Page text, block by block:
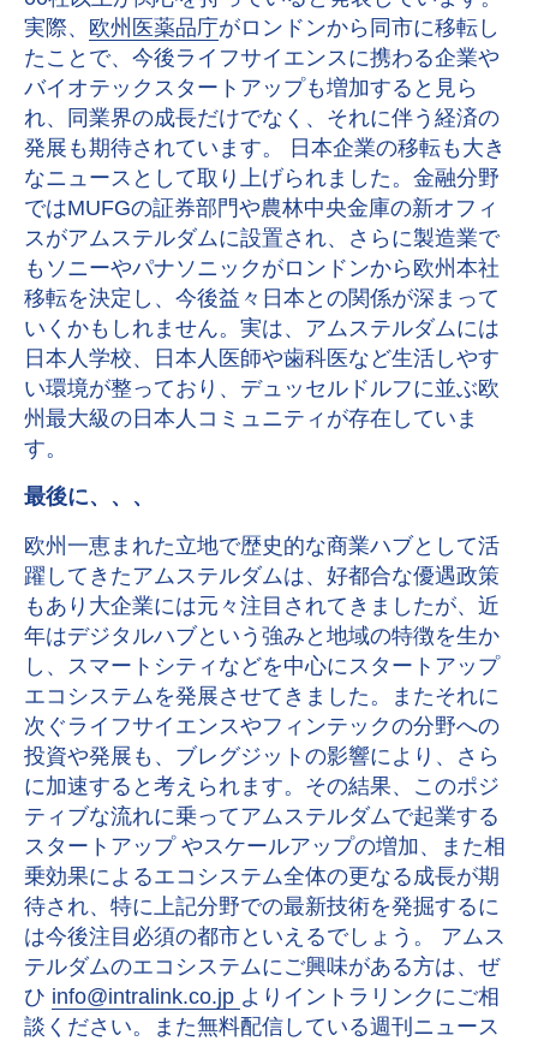
実際、 欧州医薬品庁がロンドンから同市に移転し
たことで、今後ライフサイエンスに携わる企業や
バイオテックスタートアップも増加すると見ら
れ、同業界の成長だけでなく、それに伴う経済の
発展も期待されています。 日本企業の移転も大き
なニュースとして取り上げられました。金融分野
ではMUFGの証券部門や農林中央金庫の新オフィ
スがアムステルダムに設置され、さらに製造業で
もソニーやパナソニックがロンドンから欧州本社
移転を決定し、今後益々日本との関係が深まって
いくかもしれません。実は、アムステルダムには
日本人学校、日本人医師や歯科医など生活しやす
い環境が整っており、デュッセルドルフに並ぶ欧
州最大級の日本人コミュニティが存在していま
す。
最後に、、、
欧州一恵まれた立地で歴史的な商業ハブとして活
躍してきたアムステルダムは、好都合な優遇政策
もあり大企業には元々注目されてきましたが、近
年はデジタルハブという強みと地域の特徴を生か
し、スマートシティなどを中心にスタートアップ
エコシステムを発展させてきました。またそれに
次ぐライフサイエンスやフィンテックの分野への
投資や発展も、ブレグジットの影響により、さら
に加速すると考えられます。その結果、このポジ
ティブな流れに乗ってアムステルダムで起業する
スタートアップ やスケールアップの増加、また相
乗効果によるエコシステム全体の更なる成長が期
待され、特に上記分野での最新技術を発掘するに
は今後注目必須の都市といえるでしょう。 アムス
テルダムのエコシステムにご興味がある方は、ぜ
ひ info@intralink.co.jp よりイントラリンクにご相
談ください。また無料配信している週刊ニュース